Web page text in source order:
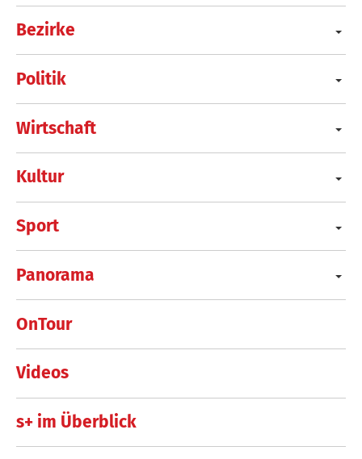
Bezirke
Politik
Wirtschaft
Kultur
Sport
Panorama
OnTour
Videos
s+ im Überblick